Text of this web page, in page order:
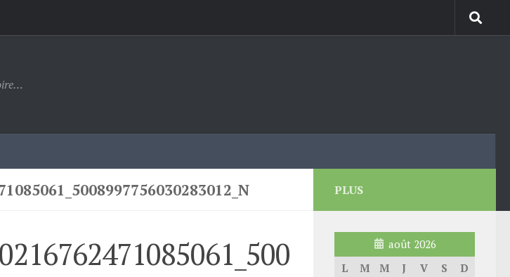
PLUS
août 2026
L
M M J V S
D